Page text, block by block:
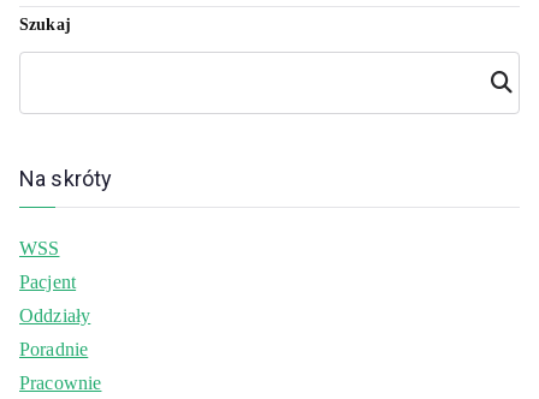
Szukaj
Szuka
j
Na skróty
WSS
Pacjent
Oddziały
Poradnie
Pracownie